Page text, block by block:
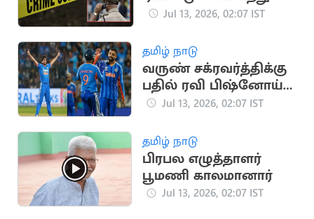
தற்கொலை: சோகம்
Jul 13, 2026, 02:07 IST
தமிழ் நாடு
வருண் சக்ரவர்த்திக்கு
பதில் ரவி பிஷ்னோய்:
ஜிம்பாப்வே டி20
Jul 13, 2026, 02:07 IST
தமிழ் நாடு
பிரபல எழுத்தாளர்
பூமணி காலமானார்
Jul 13, 2026, 02:07 IST